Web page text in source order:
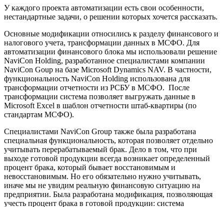
У каждого проекта автоматизации есть свои особенности,
нестандартные задачи, о решении которых хочется рассказать.
Основные модификации относились к разделу финансового и
налогового учета, трансформации данных в МСФО. Для
автоматизации финансового блока мы использовали решение
NaviCon Holding, разработанное специалистами компании
NaviCon Goup на базе Microsoft Dynamics NAV. В частности,
функциональность NaviCon Holding использована для
трансформации отчетности из РСБУ в МСФО. После
трансформации система позволяет выгружать данные в
Microsoft Excel в шаблон отчетности штаб-квартиры (по
стандартам МСФО).
Специалистами NaviCon Group также была разработана
специальная функциональность, которая позволяет отдельно
учитывать перерабатываемый брак. Дело в том, что при
выходе готовой продукции всегда возникает определенный
процент брака, который бывает восстановимым и
невосстановимым. Но его обязательно нужно учитывать,
иначе мы не увидим реальную финансовую ситуацию на
предприятии. Была разработана модификация, позволяющая
учесть процент брака в готовой продукции: система